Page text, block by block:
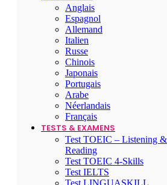
Anglais
Espagnol
Allemand
Italien
Russe
Chinois
Japonais
Portugais
Arabe
Néerlandais
Français
TESTS & EXAMENS
Test TOEIC – Listening &
Reading
Test TOEIC 4-Skills
Test IELTS
Test LINGUASKILL